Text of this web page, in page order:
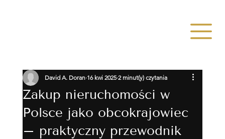
Zakup nieruchomości w
Polsce jako obcokrajowiec
– praktyczny przewodnik
David A. Doran 16 kwi 2025 2 minut(y) czytania